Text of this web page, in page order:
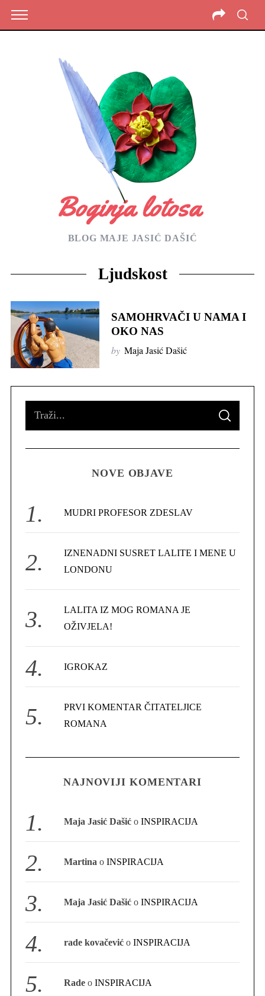
BLOG MAJE JASIĆ DAŠIĆ
Ljudskost
SAMOHRVAČI U NAMA I
OKO NAS
by Maja Jasić Dašić
o
S
A
C
NOVE OBJAVE
MUDRI PROFESOR ZDESLAV
IZNENADNI SUSRET LALITE I MENE U
LONDONU
LALITA IZ MOG ROMANA JE
OŽIVJELA!
IGROKAZ
PRVI KOMENTAR ČITATELJICE
ROMANA
NAJNOVIJI KOMENTARI
Maja Jasić Dašić oINSPIRACIJA
Martina oINSPIRACIJA
Maja Jasić Dašić oINSPIRACIJA
rade kovačević oINSPIRACIJA
Rade oINSPIRACIJA
e
a
c
h
o
r